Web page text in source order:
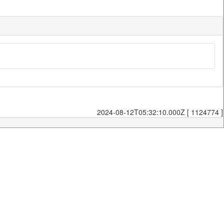
2024-08-12T05:32:10.000Z [ 1124774 ]